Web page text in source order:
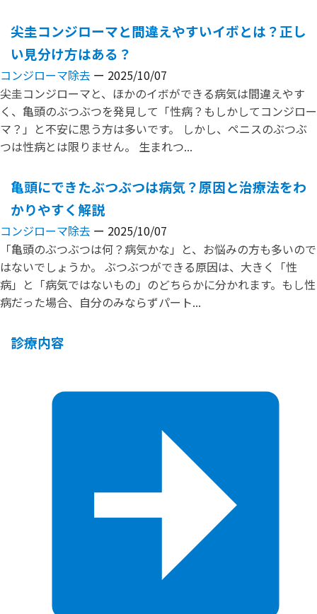
尖圭コンジローマと間違えやすいイボとは？正し
い見分け方はある？
コンジローマ除去 ー 2025/10/07
尖圭コンジローマと、ほかのイボができる病気は間違えやす
く、亀頭のぶつぶつを発見して「性病？もしかしてコンジロー
マ？」と不安に思う方は多いです。 しかし、ペニスのぶつぶ
つは性病とは限りません。 生まれつ...
亀頭にできたぶつぶつは病気？原因と治療法をわ
かりやすく解説
コンジローマ除去 ー 2025/10/07
「亀頭のぶつぶつは何？病気かな」と、お悩みの方も多いので
はないでしょうか。 ぶつぶつができる原因は、大きく「性
病」と「病気ではないもの」のどちらかに分かれます。もし性
病だった場合、自分のみならずパート...
診療内容